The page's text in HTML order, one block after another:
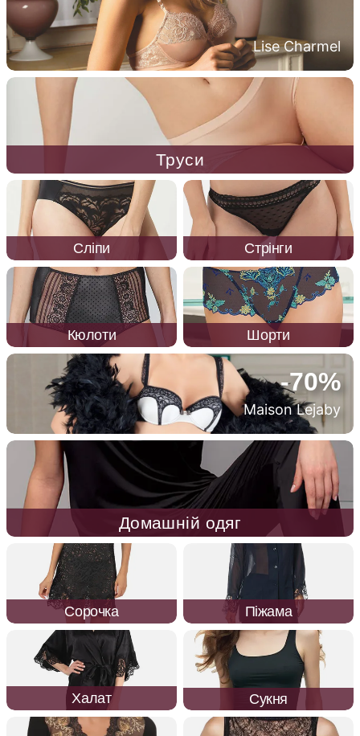
Lise Charmel
Труси
Стрінги
Шорти
Сліпи
Кюлоти
-70%
Maison Lejaby
Домашній одяг
Сорочка
Халат
Піжама
Сукня